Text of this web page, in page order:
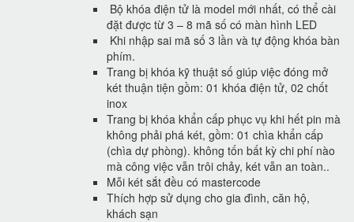
Bộ khóa điện tử là model mới nhất, có thể cài
đặt được từ 3 – 8 mã số có màn hình LED
Khi nhập sai mã số 3 lần và tự động khóa bàn
phím.
Trang bị khóa kỹ thuật số giúp việc đóng mở
két thuận tiện gồm: 01 khóa điện tử, 02 chốt
inox
Trang bị khóa khẩn cấp phục vụ khi hết pin mà
không phải phá két, gồm: 01 chìa khẩn cấp
(chìa dự phòng). không tốn bất kỳ chi phí nào
mà công việc vẫn trôi chảy, két vẫn an toàn..
Mỗi két sắt đều có mastercode
Thích hợp sử dụng cho gia đình, căn hộ,
khách sạn